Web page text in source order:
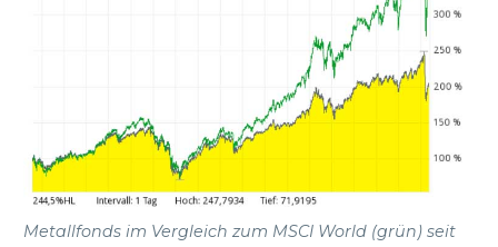
Metallfonds im Vergleich zum MSCI World (grün) seit